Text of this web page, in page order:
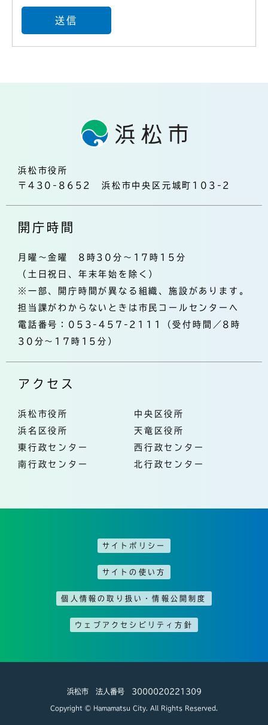
浜松市役所
〒430-8652 浜松市中央区元城町103-2
開庁時間
月曜～金曜 8時30分～17時15分
（土日祝日、年末年始を除く）
※一部、開庁時間が異なる組織、施設があります。
担当課がわからないときは市民コールセンターへ
電話番号：053-457-2111（受付時間／8時
30分～17時15分）
アクセス
浜松市役所
中央区役所
浜名区役所
天竜区役所
東行政センター
西行政センター
南行政センター
北行政センター
サイトポリシー
サイトの使い方
個人情報の取り扱い・情報公開制度
ウェブアクセシビリティ方針
浜松市 法人番号 3000020221309
Copyright © Hamamatsu City. All Rights Reserved.